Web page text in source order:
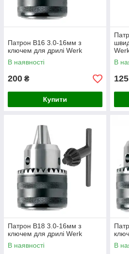
Патрон В16 3.0-16мм з
ключем для дрилі Werk
В наявності
200 ₴
Купити
В
125
Патрон В18 3.0-16мм з
ключем для дрилі Werk
В наявності
В